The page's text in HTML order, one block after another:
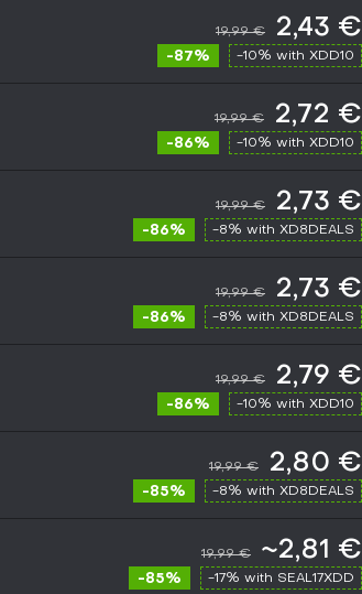
19,99 € 2,43 €
-87% -10% with XDD10
19,99 € 2,72 €
-86% -10% with XDD10
19,99 € 2,73 €
-86% -8% with XD8DEALS
19,99 € 2,73 €
-86% -8% with XD8DEALS
19,99 € 2,79 €
-86% -10% with XDD10
19,99 € 2,80 €
-85% -8% with XD8DEALS
19,99 € ~2,81 €
-85% -17% with SEAL17XDD